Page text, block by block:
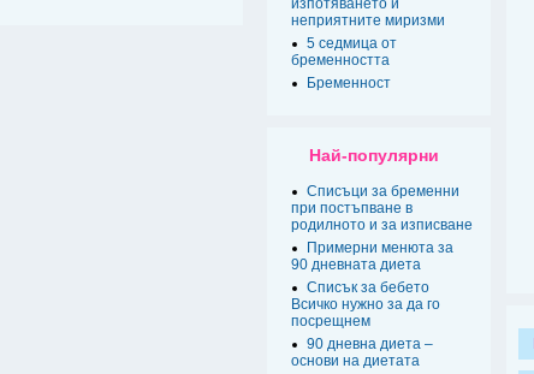
изпотяването и
неприятните миризми
5 седмица от
бременността
Бременност
Най-популярни
Списъци за бременни
при постъпване в
родилното и за изписване
Примерни менюта за
90 дневната диета
Списък за бебето
Всичко нужно за да го
посрещнем
90 дневна диета –
основи на диетата